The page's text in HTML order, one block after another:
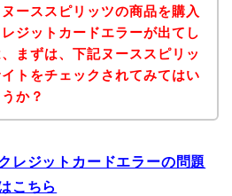
ーススピリッツの商品を購入
ジットカードエラーが出てし
まずは、下記ヌーススピリッ
トをチェックされてみてはい
か？
レジットカードエラーの問題
こちら